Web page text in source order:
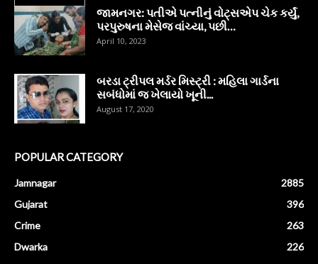
જામનગર: પતીએ પત્નીનું વોટ્સએપ ચેક કર્યું,
પરપુરુષના મેસેજ વાંચ્યા, પછી…
April 10, 2023
બરડા ટ્રીપલ મર્ડર મિસ્ટ્રી : મહિલા ગાર્ડના
સબંધોમાં જ ખેલાયો ખૂની...
August 17, 2020
POPULAR CATEGORY
Jamnagar
2885
Gujarat
396
Crime
263
Dwarka
226